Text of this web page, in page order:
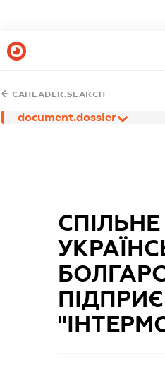
CAHEADER.SEARCH
document.dossier
СПІЛЬНЕ